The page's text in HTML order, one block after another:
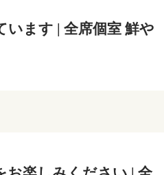
ます | 全席個室 鮮や